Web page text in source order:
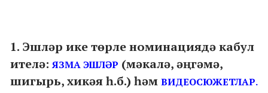
1. Эшләр ике төрле номинациядә кабул
ителә:ЯЗМА ЭШЛӘР (мәкалә, әңгәмә,
шигырь, хикәя һ.б.) һәм ВИДЕОСЮЖЕТЛАР.